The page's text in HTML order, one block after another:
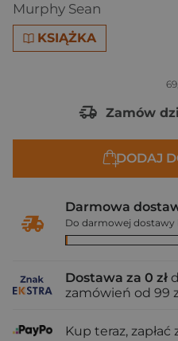
Murphy Sean
KSIĄŻKA
Zamów
DODAJ
Darmowa
Do darmowej dostawy
Dostawa za 0 zł
zamówień od 99
Kup teraz, zapłać